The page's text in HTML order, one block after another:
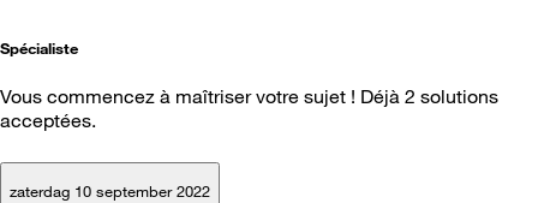
Spécialiste
Vous commencez à maîtriser votre sujet ! Déjà 2 solutions
acceptées.
zaterdag 10 september 2022